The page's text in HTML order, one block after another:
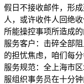
假日不接收邮件，形
人，或许收件人回绝
所能操控事项所造成的
服务客户：击碎全部
的担忧焦虑，咱们每
服务规范：全上海市
服组织事务员在十分钟